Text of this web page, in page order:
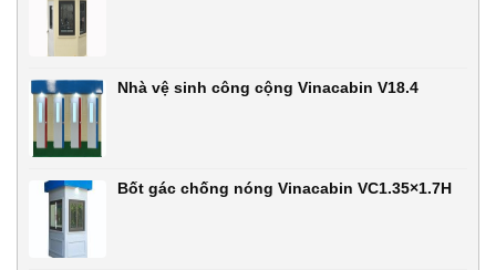
Nhà vệ sinh công cộng Vinacabin V18.4
Bốt gác chống nóng Vinacabin VC1.35×1.7H